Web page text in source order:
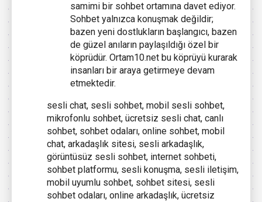
samimi bir sohbet ortamına davet ediyor.
Sohbet yalnızca konuşmak değildir;
bazen yeni dostlukların başlangıcı, bazen
de güzel anıların paylaşıldığı özel bir
köprüdür. Ortam10.net bu köprüyü kurarak
insanları bir araya getirmeye devam
etmektedir.
sesli chat, sesli sohbet, mobil sesli sohbet,
mikrofonlu sohbet, ücretsiz sesli chat, canlı
sohbet, sohbet odaları, online sohbet, mobil
chat, arkadaşlık sitesi, sesli arkadaşlık,
görüntüsüz sesli sohbet, internet sohbeti,
sohbet platformu, sesli konuşma, sesli iletişim,
mobil uyumlu sohbet, sohbet sitesi, sesli
sohbet odaları, online arkadaşlık, ücretsiz